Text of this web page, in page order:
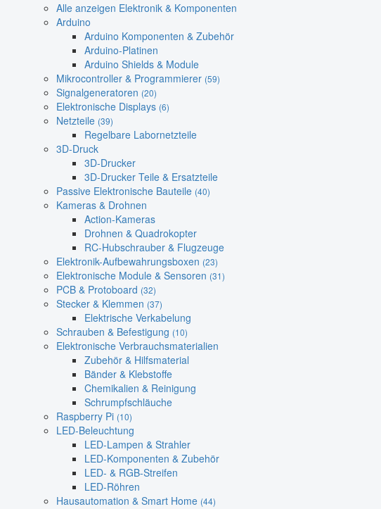
Alle anzeigen Elektronik & Komponenten
Arduino
Arduino Komponenten & Zubehör
Arduino-Platinen
Arduino Shields & Module
Mikrocontroller & Programmierer (59)
Signalgeneratoren (20)
Elektronische Displays (6)
Netzteile (39)
Regelbare Labornetzteile
3D-Druck
3D-Drucker
3D-Drucker Teile & Ersatzteile
Passive Elektronische Bauteile (40)
Kameras & Drohnen
Action-Kameras
Drohnen & Quadrokopter
RC-Hubschrauber & Flugzeuge
Elektronik-Aufbewahrungsboxen (23)
Elektronische Module & Sensoren (31)
PCB & Protoboard (32)
Stecker & Klemmen (37)
Elektrische Verkabelung
Schrauben & Befestigung (10)
Elektronische Verbrauchsmaterialien
Zubehör & Hilfsmaterial
Bänder & Klebstoffe
Chemikalien & Reinigung
Schrumpfschläuche
Raspberry Pi (10)
LED-Beleuchtung
LED-Lampen & Strahler
LED-Komponenten & Zubehör
LED- & RGB-Streifen
LED-Röhren
Hausautomation & Smart Home (44)